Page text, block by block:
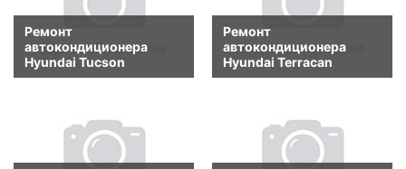
Ремонт
автокондиционера
Hyundai Tucson
Ремонт
автокондиционера
Hyundai Terracan